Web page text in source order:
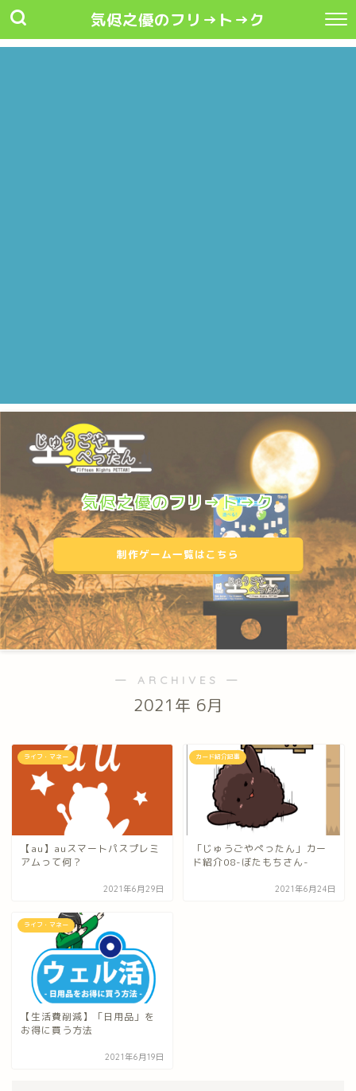
気侭之優のフリ→ト→ク
気侭之優のフリ→ト→ク
制作ゲーム一覧はこちら
― ARCHIVES ―
2021年 6月
ライフ・マネー
【au】auスマートパスプレミ
アムって何？
2021年6月29日
カード紹介記事
「じゅうごやぺったん」カー
ド紹介08-ぼたもちさん-
2021年6月24日
ライフ・マネー
【生活費削減】「日用品」を
お得に買う方法
2021年6月19日